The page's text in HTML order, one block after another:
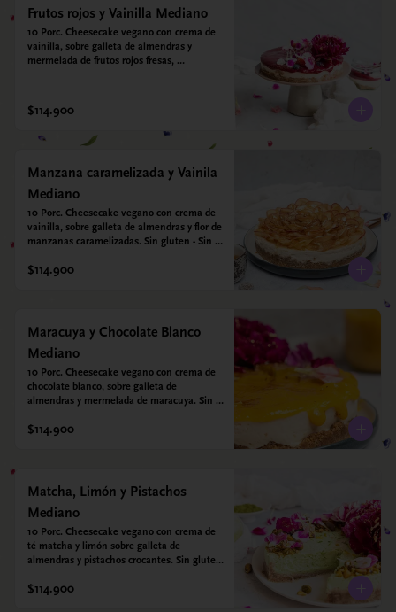
Frutos rojos y Vainilla Mediano
10 Porc. Cheesecake vegano con crema de
vainilla, sobre galleta de almendras y
mermelada de frutos rojos fresas,
$114.900
Manzana caramelizada y Vainila
Mediano
10 Porc. Cheesecake vegano con crema de
vainilla, sobre galleta de almendras y flor de
manzanas caramelizadas. Sin gluten - Sin
$114.900
Maracuya y Chocolate Blanco
Mediano
10 Porc. Cheesecake vegano con crema de
chocolate blanco, sobre galleta de
almendras y mermelada de maracuya. Sin
$114.900
Matcha, Limón y Pistachos
Mediano
10 Porc. Cheesecake vegano con crema de
té matcha y limón sobre galleta de
almendras y pistachos crocantes. Sin gluten
$114.900